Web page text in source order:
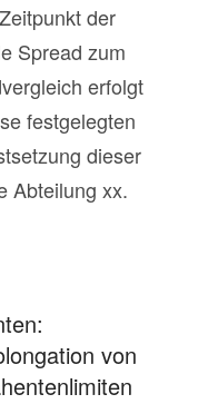
der
Spread zum
erfolgt
festgelegten
dieser
Abteilung xx.
von